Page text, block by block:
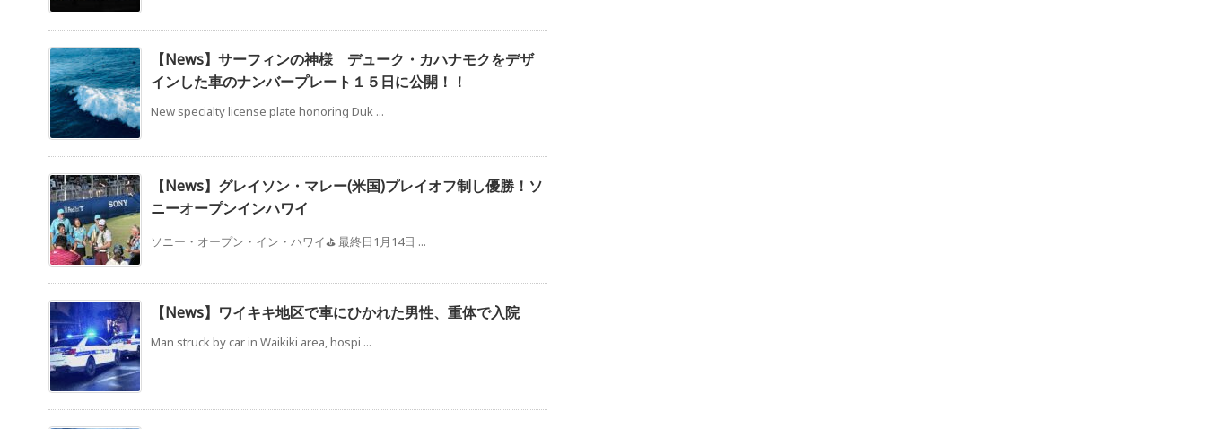
【News】サーフィンの神様 デューク・カハナモクをデザ
インした車のナンバープレート１５日に公開！！
New specialty license plate honoring Duk ...
【News】グレイソン・マレー(米国)プレイオフ制し優勝！ソ
ニーオープンインハワイ
ソニー・オープン・イン・ハワイ⛳️ 最終日1月14日 ...
【News】ワイキキ地区で車にひかれた男性、重体で入院
Man struck by car in Waikiki area, hospi ...